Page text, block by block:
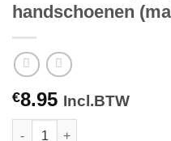
handschoenen
€8.95 Incl.BTW
PSP 18-800 Dry grip winter